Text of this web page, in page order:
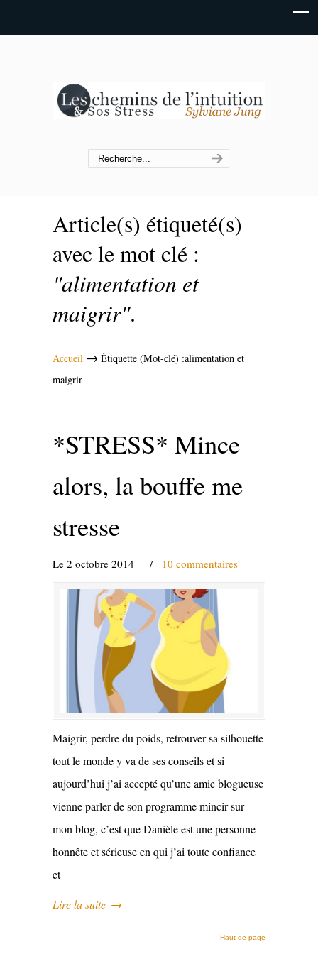
Article(s) étiqueté(s)
avec le mot clé :
"alimentation et
maigrir".
Accueil → Étiquette (Mot-clé) :alimentation et
maigrir
*STRESS* Mince
alors, la bouffe me
stresse
Le 2 octobre 2014 / 10 commentaires
Maigrir, perdre du poids, retrouver sa silhouette
tout le monde y va de ses conseils et si
aujourd’hui j’ai accepté qu’une amie blogueuse
vienne parler de son programme mincir sur
mon blog, c’est que Danièle est une personne
honnête et sérieuse en qui j’ai toute confiance
et
Lire la suite →
Haut de page